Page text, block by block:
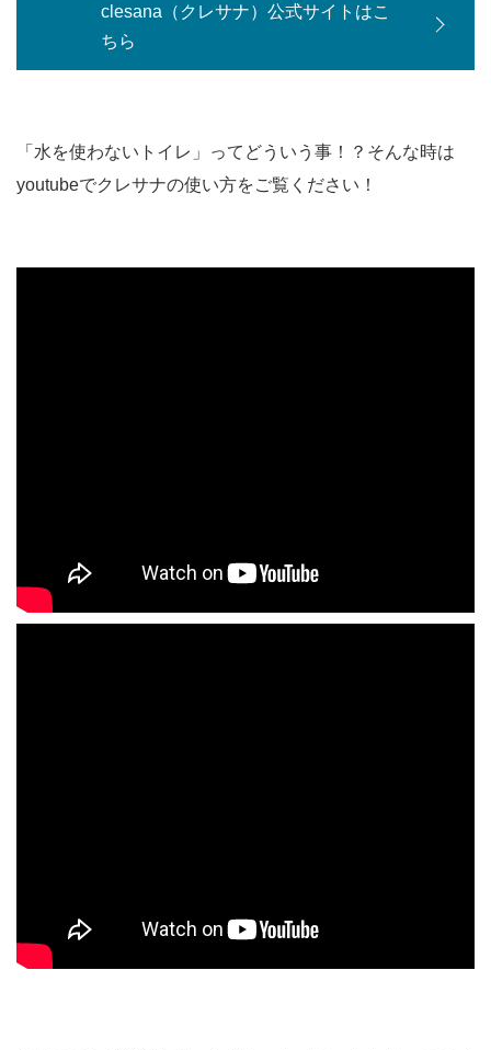
clesana（クレサナ）公式サイトはこ
ちら
「水を使わないトイレ」ってどういう事！？そんな時は
youtubeでクレサナの使い方をご覧ください！